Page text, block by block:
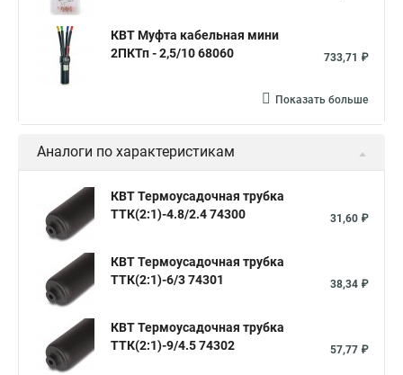
КВТ Муфта кабельная мини
2ПКТп - 2,5/10 68060
733,71 ₽
Показать больше
Аналоги по характеристикам
КВТ Термоусадочная трубка
ТТК(2:1)-4.8/2.4 74300
31,60 ₽
КВТ Термоусадочная трубка
ТТК(2:1)-6/3 74301
38,34 ₽
КВТ Термоусадочная трубка
ТТК(2:1)-9/4.5 74302
57,77 ₽